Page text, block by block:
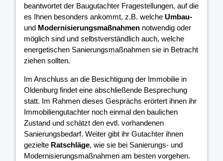
beantwortet der Baugutachter Fragestellungen, auf die
es Ihnen besonders ankommt, z.B. welche Umbau-
und Modernisierungsmaßnahmen notwendig oder
möglich sind und selbstverständlich auch, welche
energetischen Sanierungsmaßnahmen sie in Betracht
ziehen sollten.
Im Anschluss an die Besichtigung der Immobilie in
Oldenburg findet eine abschließende Besprechung
statt. Im Rahmen dieses Gesprächs erörtert ihnen ihr
Immobiliengutachter noch einmal den baulichen
Zustand und schätzt den evtl. vorhandenen
Sanierungsbedarf. Weiter gibt ihr Gutachter ihnen
gezielte Ratschläge, wie sie bei Sanierungs- und
Modernisierungsmaßnahmen am besten vorgehen.